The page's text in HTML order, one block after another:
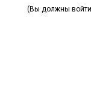
(Вы должны войти